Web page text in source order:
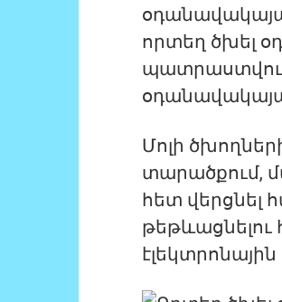
որտեղ ծխել
պատրաստվում
Մոլի
տարածքում,
հետ վերցնել
թեթևացնելու